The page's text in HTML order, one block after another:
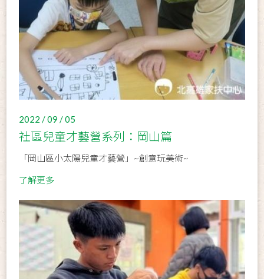
2022 / 09 / 05
社區兒童才藝營系列：岡山篇
「岡山區小太陽兒童才藝營」~創意玩美術~
了解更多